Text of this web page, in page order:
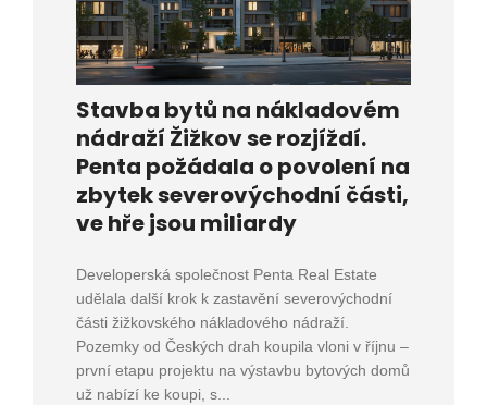
Stavba bytů na nákladovém
nádraží Žižkov se rozjíždí.
Penta požádala o povolení na
zbytek severovýchodní části,
ve hře jsou miliardy
Developerská společnost Penta Real Estate
udělala další krok k zastavění severovýchodní
části žižkovského nákladového nádraží.
Pozemky od Českých drah koupila vloni v říjnu –
první etapu projektu na výstavbu bytových domů
už nabízí ke koupi, s...